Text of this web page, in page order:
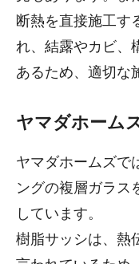
断熱を直接施工す
れ、結露やカビ、
あるため、適切な
ヤマダホーム
ヤマダホームズで
ングの複層ガラス
しています。
樹脂サッシは、熱